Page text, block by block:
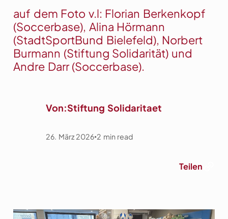
auf dem Foto v.l: Florian Berkenkopf
(Soccerbase), Alina Hörmann
(StadtSportBund Bielefeld), Norbert
Burmann (Stiftung Solidarität) und
Andre Darr (Soccerbase).
Von:Stiftung Solidaritaet
26. März 2026•2 min read
Teilen